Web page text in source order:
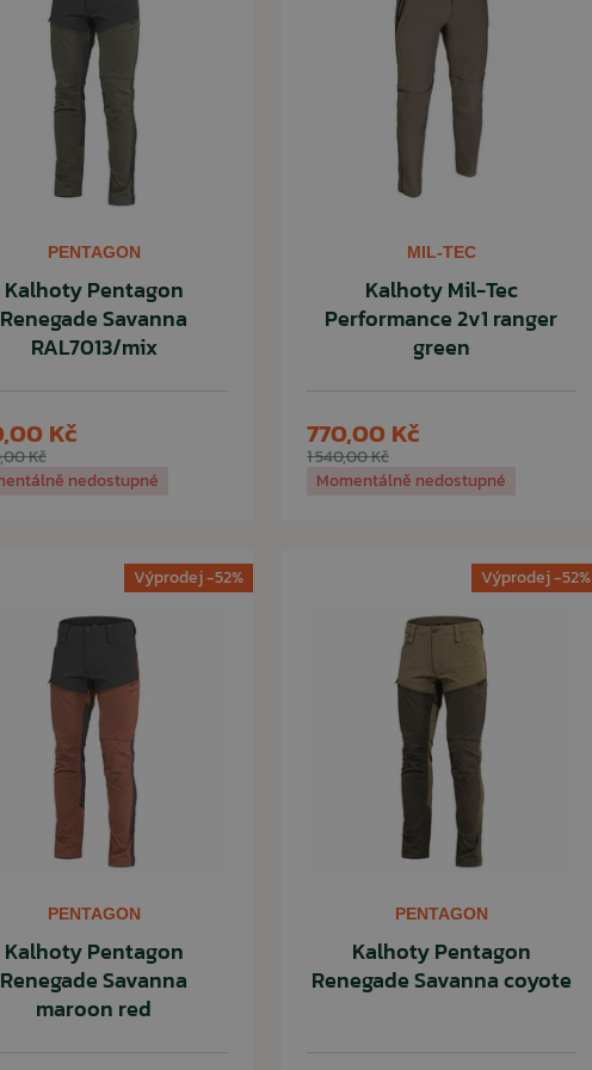
PENTAGON
Kalhoty Pentagon
Renegade Savanna
RAL7013/mix
Kč
Kč
nedostupné
MIL-TEC
Kalhoty Mil-Tec
Performance 2v1 ranger
green
1 540,00 Kč
770,00 Kč
Momentálně nedostupné
Výprodej -52%
PENTAGON
Kalhoty Pentagon
Renegade Savanna
maroon red
Výprodej -52%
PENTAGON
Kalhoty Pentagon
Renegade Savanna coyote